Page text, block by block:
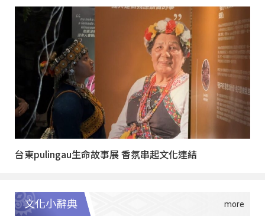
台東pulingau生命故事展 香氛串起文化連結
文化小辭典